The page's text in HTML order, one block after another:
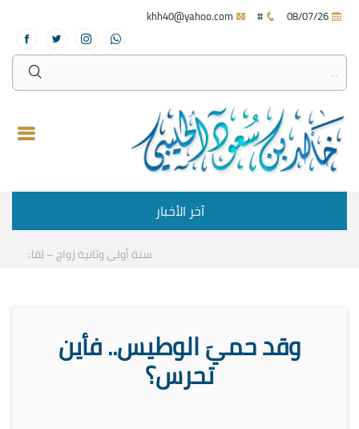
#
آخر الأخبار
سنة أولى وثانية زواج – لقاء مع
وقد حميَ الوطيس.. فأين
تحرس؟